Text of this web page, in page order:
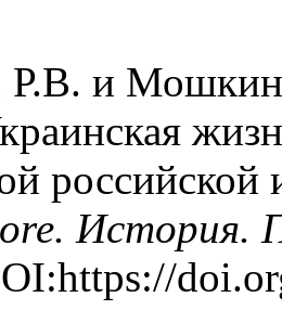
Р.В. и
российской
История.